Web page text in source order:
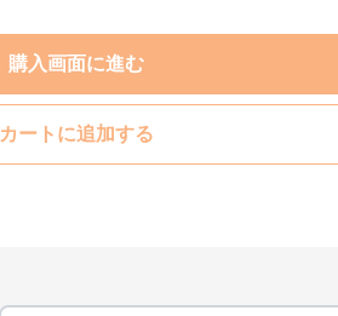
購入画面に進む
カートに追加する